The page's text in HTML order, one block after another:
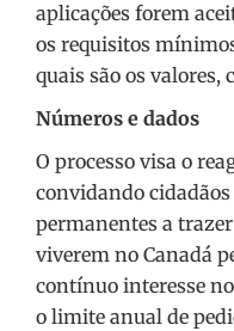
aplicações forem
os requisitos
quais são os valores,
Números e dados
O processo visa o
convidando
permanentes a
viverem no Canadá
contínuo interesse
o limite anual de